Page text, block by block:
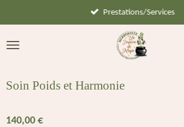
contenu
Prestations/Services
Soin Poids et Harmonie
140,00 €